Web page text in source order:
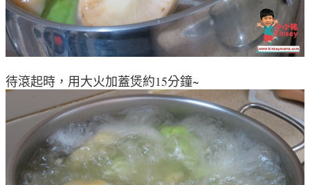
待滾起時，用大火加蓋煲約15分鐘~